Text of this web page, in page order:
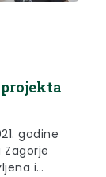
godine
i